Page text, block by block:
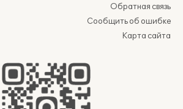
Обратная связь
Сообщить об ошибке
Карта сайта